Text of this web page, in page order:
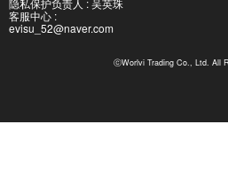
客服中心 :
evisu_52@naver.com
ⓒWorlvi Trading Co., Ltd. All